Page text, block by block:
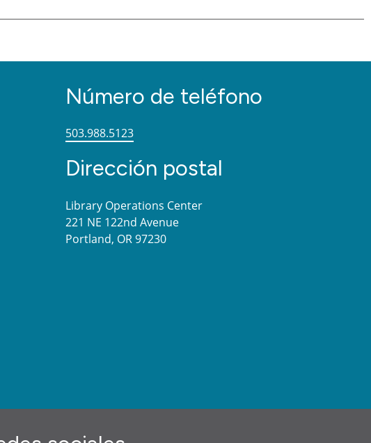
Número de teléfono
503.988.5123
Dirección postal
Library Operations Center
221 NE 122nd Avenue
Portland, OR 97230